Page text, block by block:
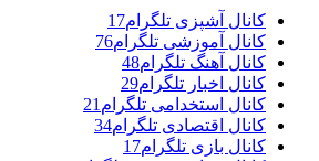
کانال آشپزی تلگرام17
کانال آموزشی تلگرام76
کانال آهنگ تلگرام48
کانال اخبار تلگرام29
کانال استخدامی تلگرام 21
کانال اقتصادی تلگرام34
کانال بازی تلگرام17